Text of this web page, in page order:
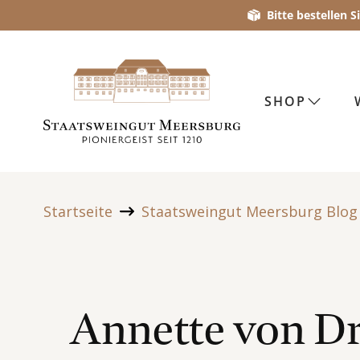
Bitte bestellen
SHOP
Startseite Staatsweingut Meersburg Blog
Annette von